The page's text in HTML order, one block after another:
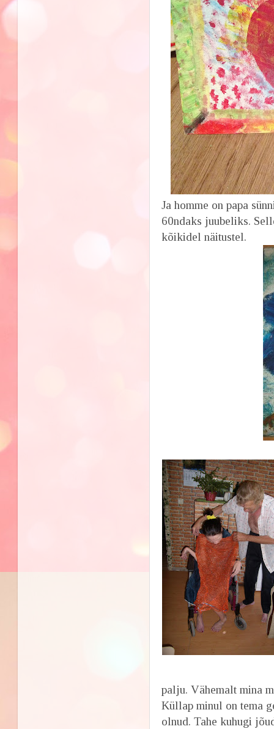
Ja homme on papa
60ndaks juubeliks.
kõikidel näitustel.
palju. Vähemalt mina
Küllap minul on tema
olnud. Tahe kuhugi